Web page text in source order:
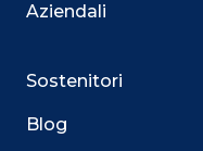
Aziendali
Sostenitori
Blog